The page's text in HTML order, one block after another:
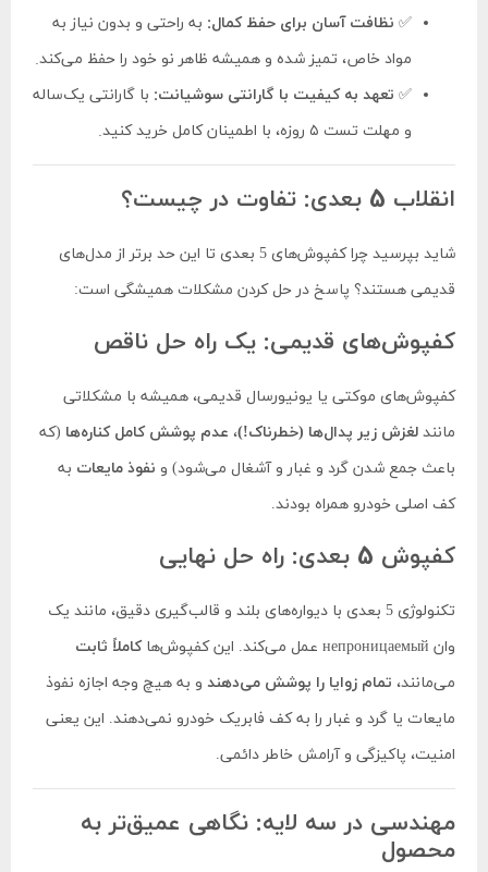
✅ نظافت آسان برای حفظ کمال: به راحتی و بدون نیاز به
مواد خاص، تمیز شده و همیشه ظاهر نو خود را حفظ می‌کند.
✅ تعهد به کیفیت با گارانتی سوشیانت: با گارانتی یک‌ساله
و مهلت تست ۵ روزه، با اطمینان کامل خرید کنید.
انقلاب 5 بعدی: تفاوت در چیست؟
شاید بپرسید چرا کفپوش‌های 5 بعدی تا این حد برتر از مدل‌های
قدیمی هستند؟ پاسخ در حل کردن مشکلات همیشگی است:
کفپوش‌های قدیمی: یک راه حل ناقص
کفپوش‌های موکتی یا یونیورسال قدیمی، همیشه با مشکلاتی
مانند لغزش زیر پدال‌ها (خطرناک!)، عدم پوشش کامل کناره‌ها (که
باعث جمع شدن گرد و غبار و آشغال می‌شود) و نفوذ مایعات به
کف اصلی خودرو همراه بودند.
کفپوش 5 بعدی: راه حل نهایی
تکنولوژی 5 بعدی با دیواره‌های بلند و قالب‌گیری دقیق، مانند یک
وان непроницаемый عمل می‌کند. این کفپوش‌ها
کاملاً ثابت
می‌مانند، تمام زوایا را پوشش می‌دهند و به هیچ وجه اجازه نفوذ
مایعات یا گرد و غبار را به کف فابریک خودرو نمی‌دهند. این یعنی
امنیت، پاکیزگی و آرامش خاطر دائمی.
مهندسی در سه لایه: نگاهی عمیق‌تر به
محصول